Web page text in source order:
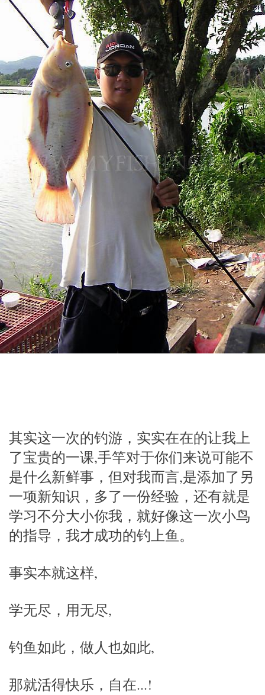
其实这一次的钓游，实实在在的让我上
了宝贵的一课,手竿对于你们来说可能不
是什么新鲜事，但对我而言,是添加了另
一项新知识，多了一份经验，还有就是
学习不分大小你我，就好像这一次小鸟
的指导，我才成功的钓上鱼。
事实本就这样,
学无尽，用无尽,
钓鱼如此，做人也如此,
那就活得快乐，自在...!